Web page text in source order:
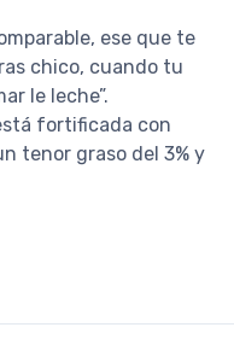
ese que te
chico, cuando tu
le leche”.
fortificada con
tenor graso del 3% y